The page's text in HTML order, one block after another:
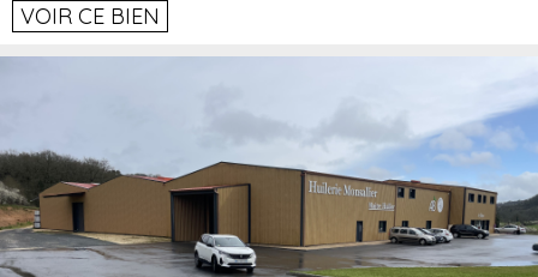
VOIR CE BIEN